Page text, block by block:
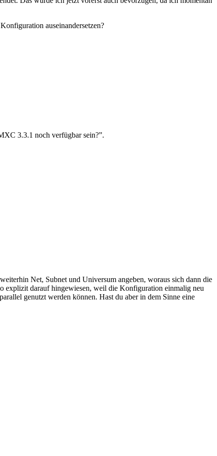
auseinandersetzen?
3.3.1 noch verfügbar sein?”.
Net, Subnet und Universum angeben, woraus sich dann die
explizit darauf hingewiesen, weil die Konfiguration einmalig neu
genutzt werden können. Hast du aber in dem Sinne eine